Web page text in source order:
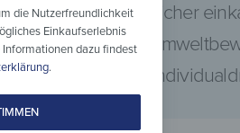
sicher
die Nutzerfreundlichkeit
Einkaufserlebnis
dazu findest
.